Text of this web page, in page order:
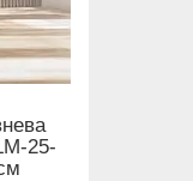
25-